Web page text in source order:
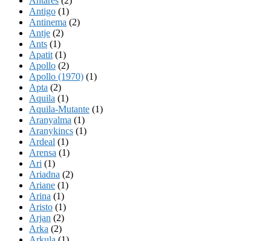
Antigo (1)
Antinema (2)
Antje (2)
Ants (1)
Apatit (1)
Apollo (2)
Apollo (1970) (1)
Apta (2)
Aquila (1)
Aquila-Mutante (1)
Aranyalma (1)
Aranykincs (1)
Ardeal (1)
Arensa (1)
Ari (1)
Ariadna (2)
Ariane (1)
Arina (1)
Aristo (1)
Arjan (2)
Arka (2)